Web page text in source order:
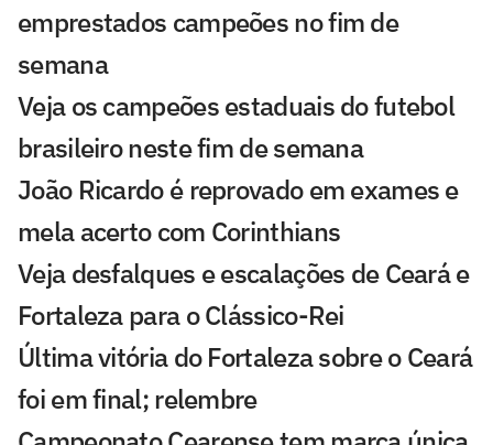
emprestados campeões no fim de
semana
Veja os campeões estaduais do futebol
brasileiro neste fim de semana
João Ricardo é reprovado em exames e
mela acerto com Corinthians
Veja desfalques e escalações de Ceará e
Fortaleza para o Clássico-Rei
Última vitória do Fortaleza sobre o Ceará
foi em final; relembre